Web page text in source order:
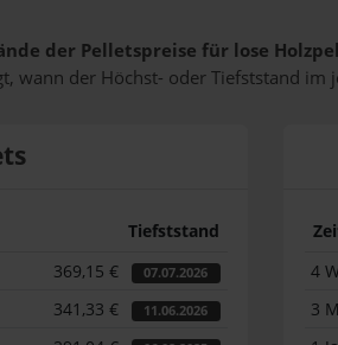
der Pelletspreise für lose
wann der Höchst- oder Tiefststand
Tiefststand
369,15 € 07.07.2026
341,33 € 11.06.2026
4
3